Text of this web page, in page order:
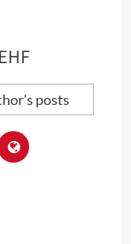
EHF
posts